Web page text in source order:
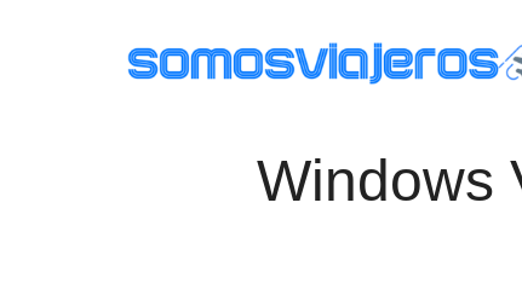
SOMOS
viajeros
Windows